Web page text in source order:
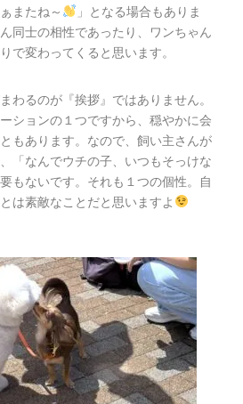
ぁまたね～ 」
となる場合もありま
同士の相性であったり、ワンちゃん
で変わってくると思います。
わるのが『挨拶』ではありません。
ションの１つですから、穏やかに会
もあります。なので、飼い主さんが
「なんでウチの子、いつもそっけな
もないです。それも１つの個性。自
は素敵なことだと思いますよ